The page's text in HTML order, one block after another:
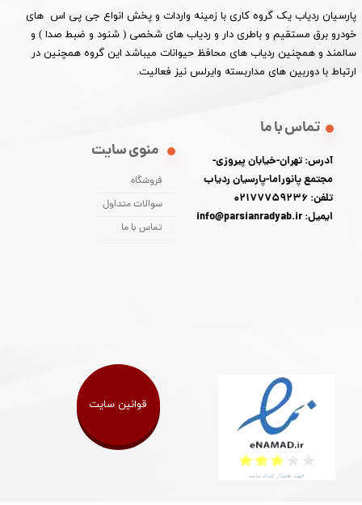
پارسیان ردیاب یک گروه کاری با زمینه واردات و پخش انواع جی پی اس های
خودرو برق مستقیم و باطری دار و ردیاب های شخصی ( شنود و ضبط صدا ) و
سالمند و همچنین ردیاب های محافظ حیوانات میباشد این گروه همچنین در
ارتباط با دوربین های مداربسته وایرلس نیز فعالیت.​​​​​​​
منوی سایت
فروشگاه
سوالات متداول
تماس با ما
تماس با ما
آدرس: تهران-خیابان پیروزی-
مجتمع پانوراما-پارسیان ردیاب
تلفن: 02177759236
ایمیل: info@parsianradyab.ir
قوانین سایت